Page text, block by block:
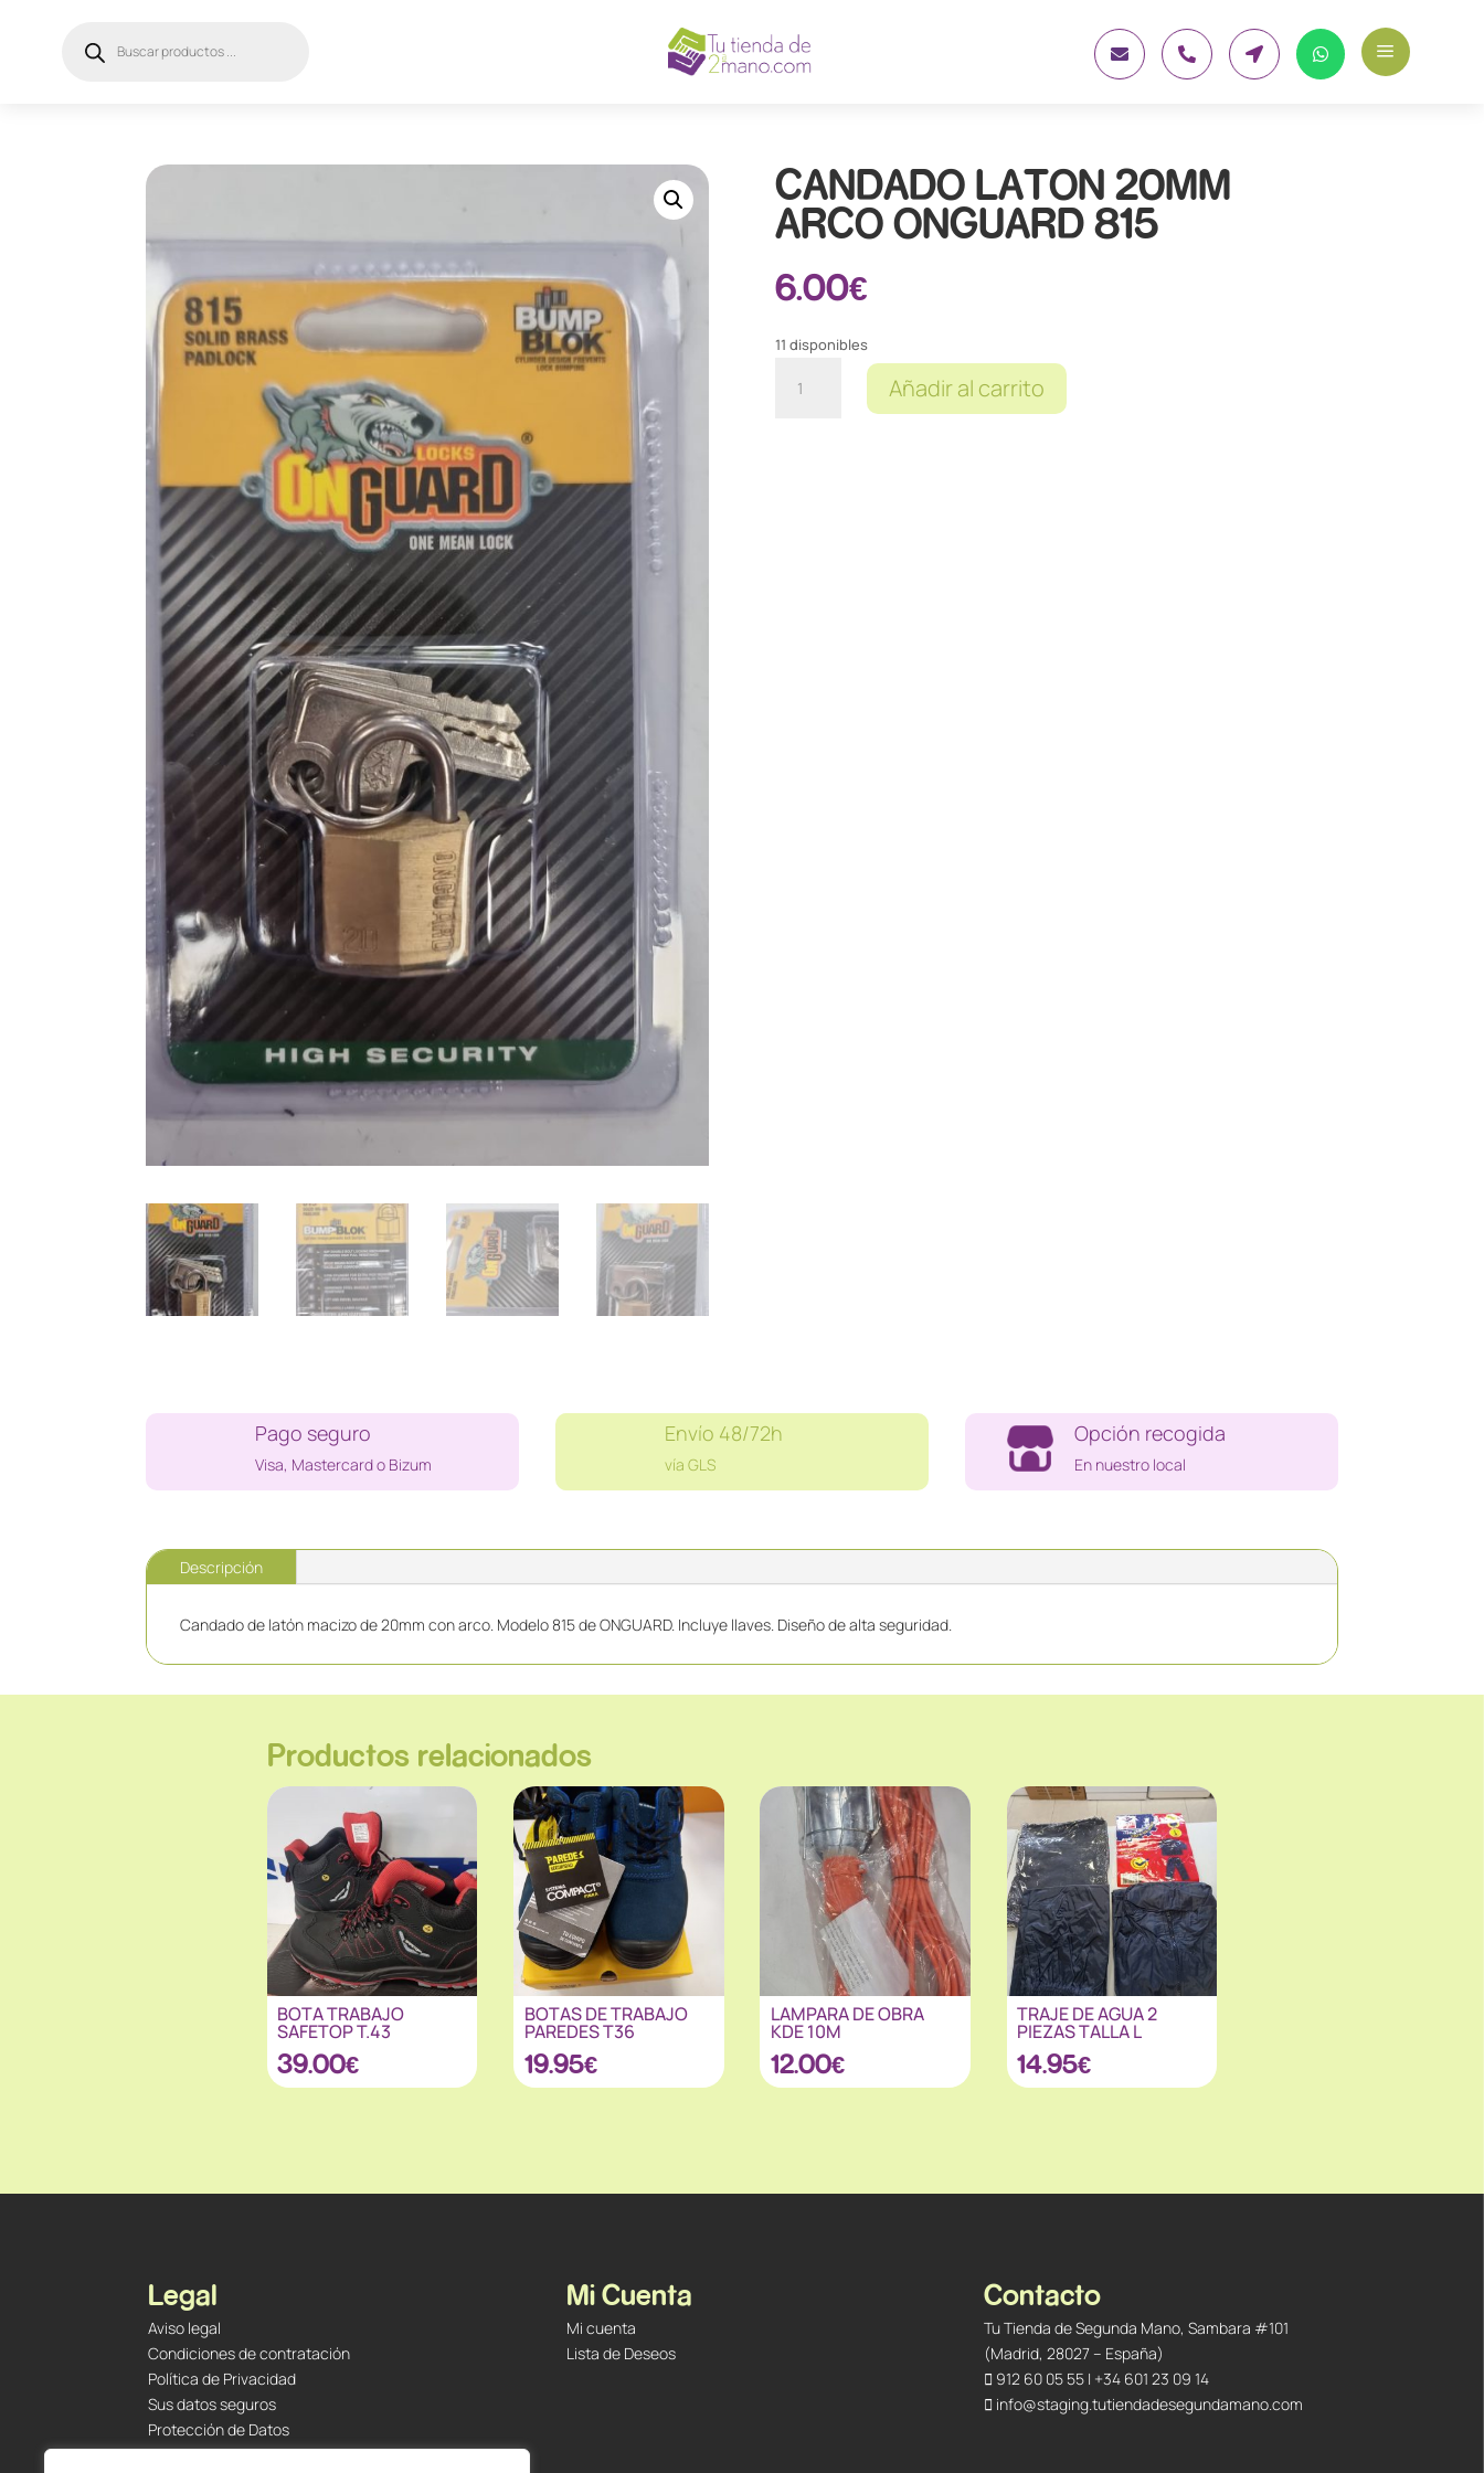
productos     a
CANDADO LATON 20MM
ARCO ONGUARD 815
6.00€
11 disponibles
LATON
Añadir al carrito
Pago seguro
Visa, Mastercard o Bizum
Envío 48/72h
vía GLS
Opción recogida
En nuestro local
Descripción
Candado de latón macizo de 20mm con arco. Modelo 815 de ONGUARD. Incluye llaves. Diseño de alta seguridad.
Productos relacionados
BOTA TRABAJO
SAFETOP T.43
39.00€
BOTAS DE TRABAJO
PAREDES T36
19.95€
LAMPARA DE OBRA
KDE 10M
12.00€
TRAJE DE AGUA 2
PIEZAS TALLA L
14.95€
Legal
Aviso legal
Condiciones de contratación
Política de Privacidad
Sus datos seguros
Protección de Datos
Política de Cookies
Mi Cuenta
Mi cuenta
Lista de Deseos
Contacto
Tu Tienda de Segunda Mano, Sambara #101
(Madrid, 28027 – España)
912 60 05 55| +34 601 23 09 14
info@staging.tutiendadesegundamano.com